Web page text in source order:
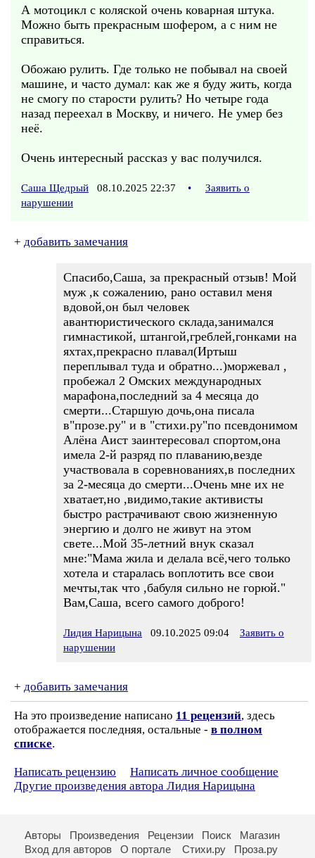
А мотоцикл с коляской очень коварная штука.
Можно быть прекрасным шофером, а с ним не
справиться.
Обожаю рулить. Где только не побывал на своей
машине, и часто думал: как же я буду жить, когда
не смогу по старости рулить? Но четыре года
назад переехал в Москву, и ничего. Не умер без
неё.
Очень интересный рассказ у вас получился.
Саша Щедрый 08.10.2025 22:37 •
Заявить о
нарушении
+ добавить замечания
Спасибо,Саша, за прекрасный отзыв! Мой
муж ,к сожалению, рано оставил меня
вдовой,он был человек
авантюристического склада,занимался
гимнастикой, штангой,греблей,гонками на
яхтах,прекрасно плавал(Иртыш
переплывал туда и обратно...)моржевал ,
пробежал 2 Омских международных
марафона,последний за 4 месяца до
смерти...Старшую дочь,она писала
в"прозе.ру" и в "стихи.ру"по псевдонимом
Алёна Аист заинтересовал спортом,она
имела 2-й разряд по плаванию,везде
участвовала в соревнованиях,в последних
за 2-месяца до смерти...Очень мне их не
хватает,но ,видимо,такие активисты
быстро растрачивают свою жизненную
энергию и долго не живут на этом
свете...Мой 35-летний внук сказал
мне:"Мама жила и делала всё,чего только
хотела и старалась воплотить все свои
мечты,так что ,бабуля сильно не горюй."
Вам,Саша, всего самого доброго!
Лидия Нарицына 09.10.2025 09:04
Заявить о
нарушении
+ добавить замечания
На это произведение написано 11 рецензий, здесь
отображается последняя, остальные - в полном
списке.
Написать рецензию
Написать личное сообщение
Другие произведения автора Лидия Нарицына
Авторы Произведения Рецензии Поиск
Магазин
Вход для авторов
О портале Стихи.ру Проза.ру